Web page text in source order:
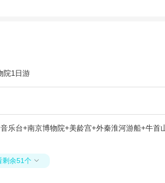
院1日游
乐台+南京博物院+美龄宫+外秦淮河游船+牛
剩余51个 